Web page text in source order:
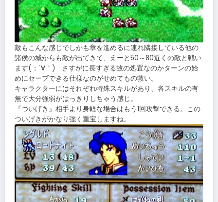
敵もこんな感じでしかも章を進めるに連れ隣接している他の
諸侯の城からも敵が出てきて、えーと50～80近くの敵と戦い
ます(；´∀｀) さすがに長すぎる故の処置なのかターンの始
めにセーブできる仕様なのがせめてもの救い。
キャラクターにはそれぞれ特殊スキルがあり、各スキルの有
無で大分強弱がはっきりしちゃう感じ。
『ついげき』相手より身軽な場合はもう1回攻撃できる。この
ついげきがかなり強く重宝しますね。